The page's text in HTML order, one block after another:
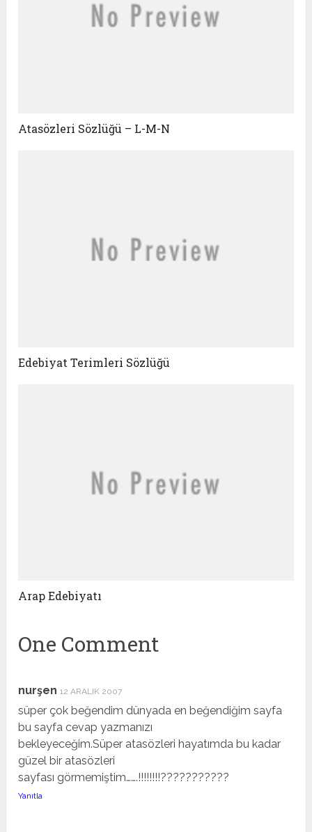
Atasözleri Sözlüğü – L-M-N
Edebiyat Terimleri Sözlüğü
Arap Edebiyatı
One Comment
nurşen 12 ARALIK 2007
süper çok beğendim dünyada en beğendiğim sayfa
bu sayfa cevap yazmanızı
bekleyeceğim.Süper atasözleri hayatımda bu kadar
güzel bir atasözleri
sayfası görmemiştim…….!!!!!!!!???????????
Yanıtla